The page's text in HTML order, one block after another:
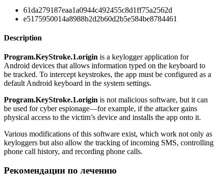
61da279187eaa1a0944c492455c8d1ff75a2562d
e5175950014a8988b2d2b60d2b5e584be8784461
Description
Program.KeyStroke.1.origin is a keylogger application for
Android devices that allows information typed on the keyboard to
be tracked. To intercept keystrokes, the app must be configured as a
default Android keyboard in the system settings.
Program.KeyStroke.1.origin is not malicious software, but it can
be used for cyber espionage―for example, if the attacker gains
physical access to the victim’s device and installs the app onto it.
Various modifications of this software exist, which work not only as
keyloggers but also allow the tracking of incoming SMS, controlling
phone call history, and recording phone calls.
Рекомендации по лечению